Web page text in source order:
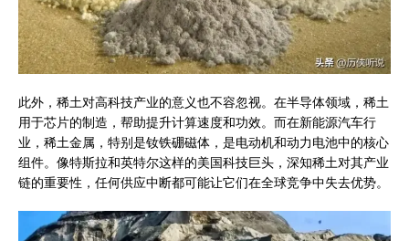
此外，稀土对高科技产业的意义也不容忽视。在半导体领域，稀土
用于芯片的制造，帮助提升计算速度和功效。而在新能源汽车行
业，稀土金属，特别是钕铁硼磁体，是电动机和动力电池中的核心
组件。像特斯拉和英特尔这样的美国科技巨头，深知稀土对其产业
链的重要性，任何供应中断都可能让它们在全球竞争中失去优势。